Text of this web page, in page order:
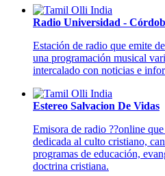
Radio Universidad -
Estación de radio que emite
una programación musical
intercalado con noticias e
Estereo Salvacion De Vidas
Emisora de radio ??online
dedicada al culto cristiano,
programas de educación,
doctrina cristiana.